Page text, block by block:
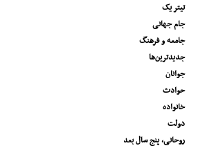
تیتر یک
جام جهانی
جامعه و فرهنگ
جدیدترین‌ها
جوانان
حوادث
خانواده
دولت
روحانی، پنج سال بعد